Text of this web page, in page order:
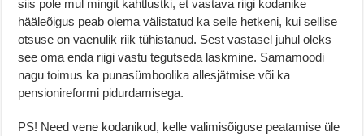
siis pole mul mingit kahtlustki, et vastava riigi kodanike
hääleõigus peab olema välistatud ka selle hetkeni, kui sellise
otsuse on vaenulik riik tühistanud. Sest vastasel juhul oleks
see oma enda riigi vastu tegutseda laskmine. Samamoodi
nagu toimus ka punasümboolika allesjätmise või ka
pensionireformi pidurdamisega.
PS! Need vene kodanikud, kelle valimisõiguse peatamise üle